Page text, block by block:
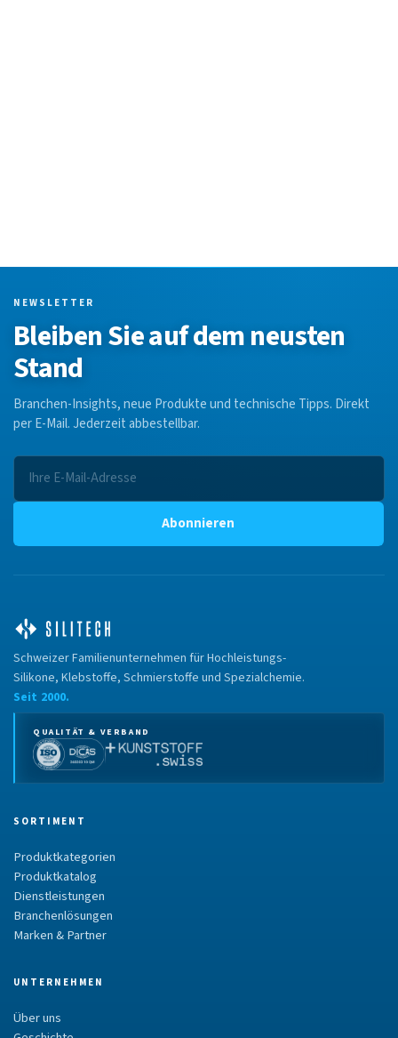
NEWSLETTER
Bleiben Sie auf dem neusten
Stand
Branchen-Insights, neue Produkte und technische Tipps. Direkt
per E-Mail. Jederzeit abbestellbar.
Abonnieren
Schweizer Familienunternehmen für Hochleistungs-
Silikone, Klebstoffe, Schmierstoffe und Spezialchemie.
Seit 2000.
QUALITÄT & VERBAND
SORTIMENT
Produktkategorien
Produktkatalog
Dienstleistungen
Branchenlösungen
Marken & Partner
UNTERNEHMEN
Über uns